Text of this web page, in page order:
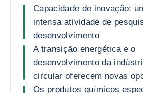
Capacidade de inovação:
intensa atividade de
desenvolvimento
A transição energética e o
desenvolvimento da
circular oferecem novas
Os produtos químicos